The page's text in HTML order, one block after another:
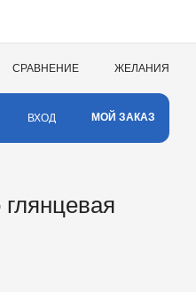
СРАВНЕНИЕ ЖЕЛАНИЯ
ВХОД МОЙ ЗАКАЗ